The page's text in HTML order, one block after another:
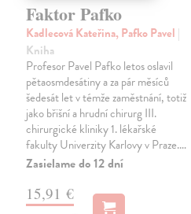
Faktor Pafko
Kadlecová Kateřina, Pafko Pavel |
Kniha
Profesor Pavel Pafko letos oslavil
pětaosmdesátiny a za pár měsíců
šedesát let v témže zaměstnání, totiž
jako břišní a hrudní chirurg III.
chirurgické kliniky 1. lékařské
fakulty Univerzity Karlovy v Praze.…
Zasielame do 12 dní
15,91 €